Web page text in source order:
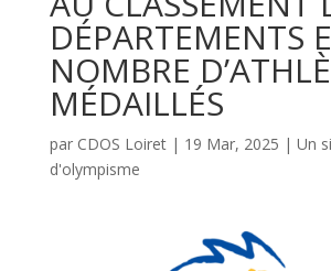
DÉPARTEMENTS
NOMBRE
MÉDAILLÉS
par CDOS Loiret| 19 Mar, 2025 | Un
d'olympisme